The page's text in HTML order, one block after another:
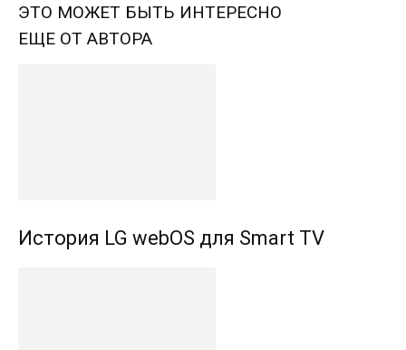
ЭТО МОЖЕТ БЫТЬ ИНТЕРЕСНО
ЕЩЕ ОТ АВТОРА
История LG webOS для Smart TV